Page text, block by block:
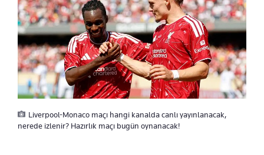
Liverpool-Monaco maçı hangi kanalda canlı yayınlanacak,
nerede izlenir? Hazırlık maçı bugün oynanacak!